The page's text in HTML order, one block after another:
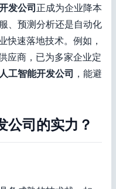
发公司 正成为企业降本
、预测分析还是自动化
快速落地技术。例如，
应商，已为多家企业定
人工智能开发公司 ，能避
公司的实力？